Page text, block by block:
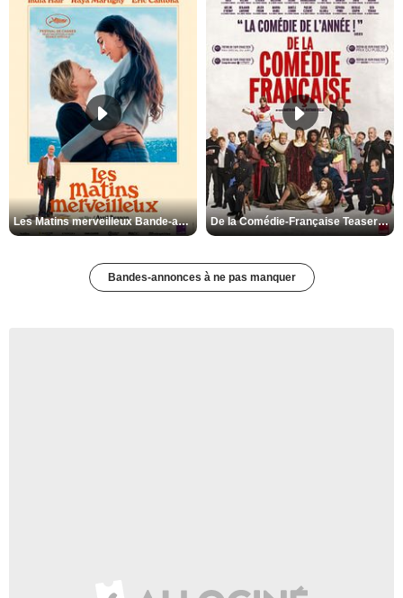
Les Matins merveilleux Bande-annonce VF De la Comédie-Française Teaser VF
Bandes-annonces à ne pas manquer